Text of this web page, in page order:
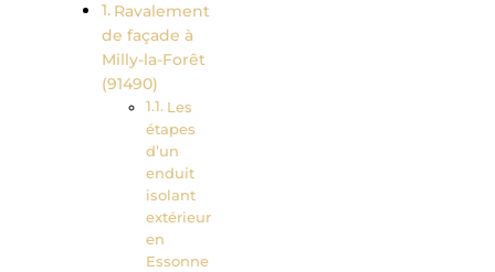
Ravalement
de façade à
Milly-la-Forêt
(91490)
Les
étapes
d’un
enduit
isolant
extérieur
en
Essonne